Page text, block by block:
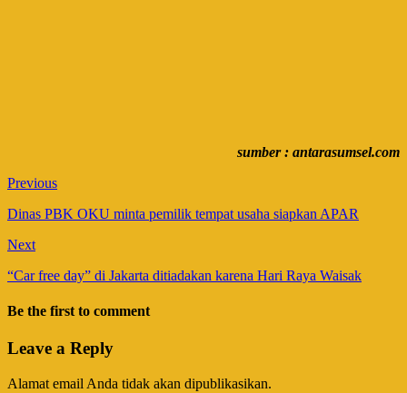
sumber : antarasumsel.com
Previous
Dinas PBK OKU minta pemilik tempat usaha siapkan APAR
Next
“Car free day” di Jakarta ditiadakan karena Hari Raya Waisak
Be the first to comment
Leave a Reply
Alamat email Anda tidak akan dipublikasikan.